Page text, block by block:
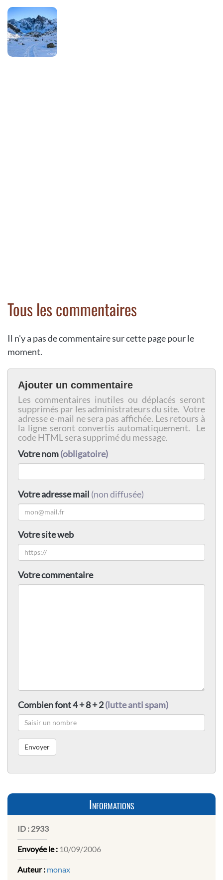
Tous les commentaires
Il n'y a pas de commentaire sur cette page pour le
moment.
Ajouter un commentaire
Les commentaires inutiles ou déplacés seront
supprimés par les administrateurs du site. Votre
adresse e-mail ne sera pas affichée. Les retours à
la ligne seront convertis automatiquement. Le
code HTML sera supprimé du message.
Votre nom(obligatoire)
Votre adresse mail (non diffusée)
Votre site web
Votre commentaire
Combien font 4 + 8 + 2(lutte anti spam)
Informations
ID : 2933
Envoyée le : 10/09/2006
Auteur : monax